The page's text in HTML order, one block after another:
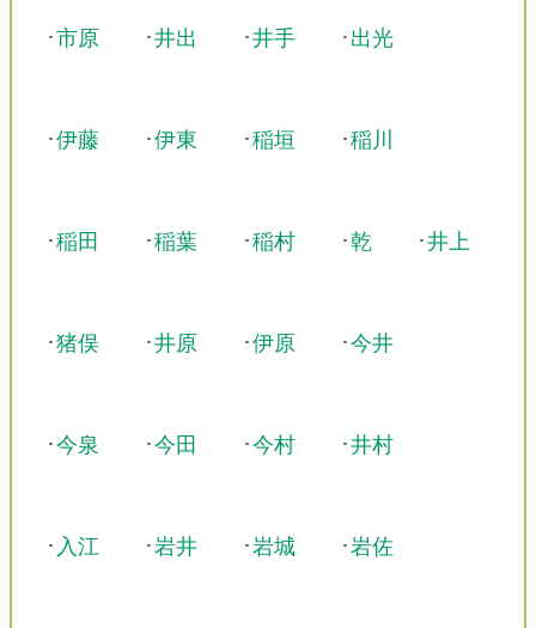
･市原 ･井出 ･井手 ･出光
･伊藤 ･伊東 ･稲垣 ･稲川
･稲田 ･稲葉 ･稲村 ･乾 ･井上
･猪俣 ･井原 ･伊原 ･今井
･今泉 ･今田 ･今村 ･井村
･ 入江 ･岩井 ･岩城 ･岩佐